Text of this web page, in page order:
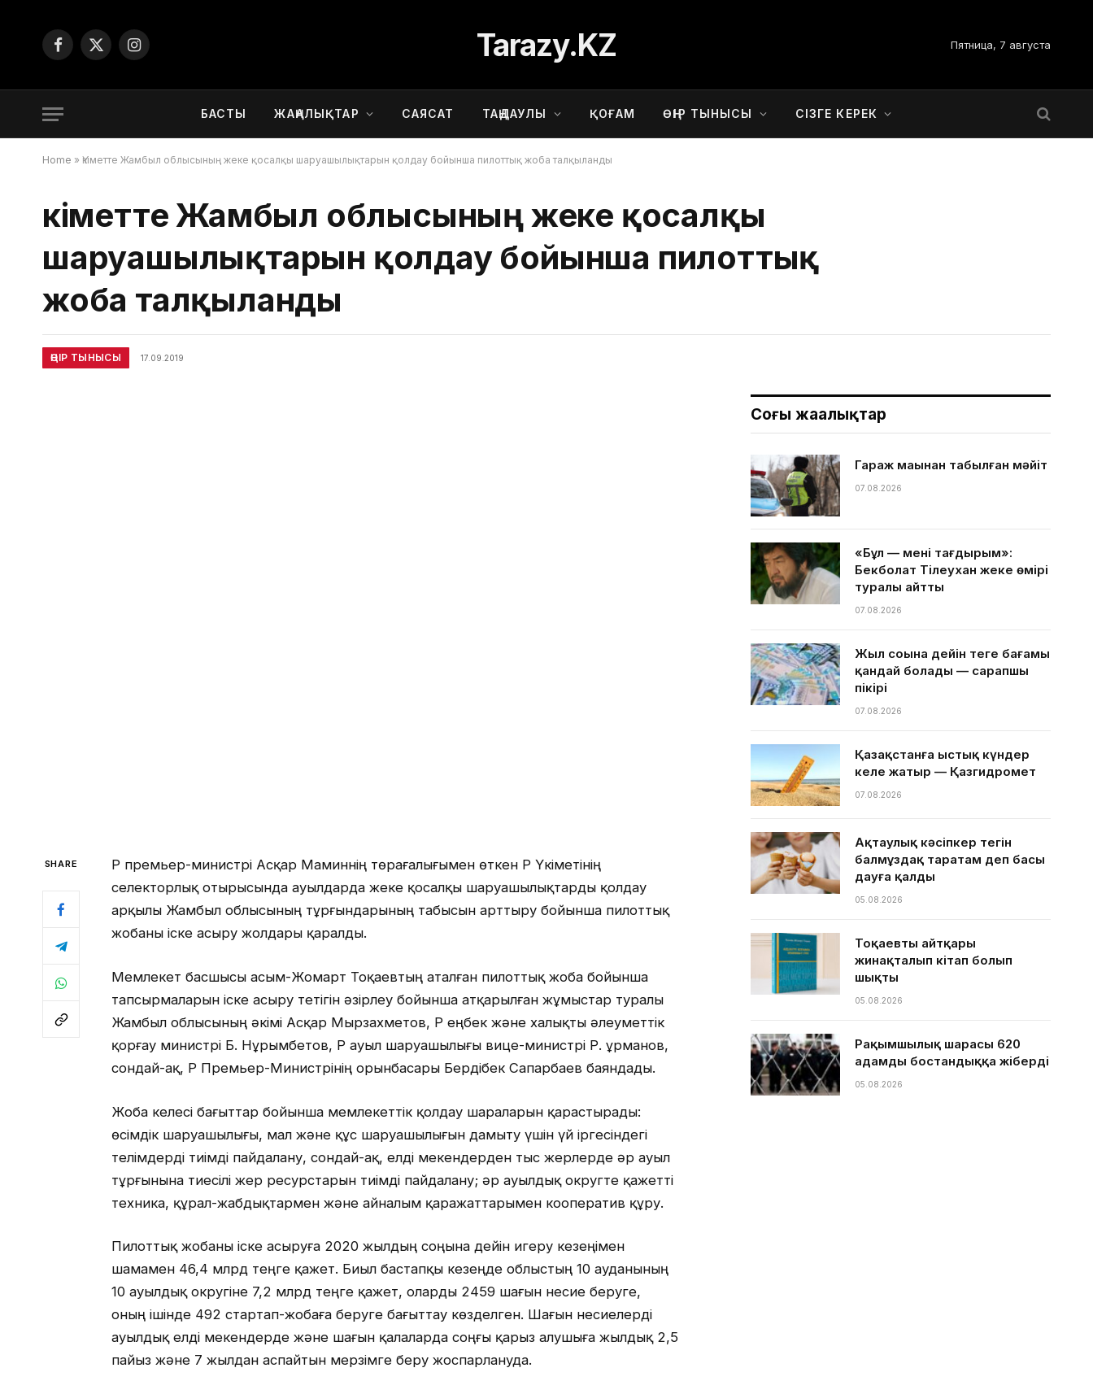
Facebook
X
Instagram Tarazy.KZ Пятница, 7 августа
БАСТЫ ЖАҢАЛЫҚТАР САЯСАТ ТАҢДАУЛЫ ҚОҒАМ ӨҢІР ТЫНЫСЫ СІЗГЕ КЕРЕК
Home » Үкіметте Жамбыл облысының жеке қосалқы шаруашылықтарын қолдау бойынша пилоттық жоба талқыланды
Үкіметте Жамбыл облысының жеке қосалқы
шаруашылықтарын қолдау бойынша пилоттық
жоба талқыланды
ӨҢІР ТЫНЫСЫ 17.09.2019
SHARE
ҚР премьер-министрі Асқар Маминнің төрағалығымен өткен ҚР Үкіметінің
селекторлық отырысында ауылдарда жеке қосалқы шаруашылықтарды қолдау
арқылы Жамбыл облысының тұрғындарының табысын арттыру бойынша пилоттық
жобаны іске асыру жолдары қаралды.
Мемлекет басшысы Қасым-Жомарт Тоқаевтың аталған пилоттық жоба бойынша
тапсырмаларын іске асыру тетігін әзірлеу бойынша атқарылған жұмыстар туралы
Жамбыл облысының әкімі Асқар Мырзахметов, ҚР еңбек және халықты әлеуметтік
қорғау министрі Б. Нұрымбетов, ҚР ауыл шаруашылығы вице-министрі Р. Құрманов,
сондай-ақ, ҚР Премьер-Министрінің орынбасары Бердібек Сапарбаев баяндады.
Жоба келесі бағыттар бойынша мемлекеттік қолдау шараларын қарастырады:
өсімдік шаруашылығы, мал және құс шаруашылығын дамыту үшін үй іргесіндегі
телімдерді тиімді пайдалану, сондай-ақ, елді мекендерден тыс жерлерде әр ауыл
тұрғынына тиесілі жер ресурстарын тиімді пайдалану; әр ауылдық округте қажетті
техника, құрал-жабдықтармен және айналым қаражаттарымен кооператив құру.
Пилоттық жобаны іске асыруға 2020 жылдың соңына дейін игеру кезеңімен
шамамен 46,4 млрд теңге қажет. Биыл бастапқы кезеңде облыстың 10 ауданының
10 ауылдық округіне 7,2 млрд теңге қажет, оларды 2459 шағын несие беруге,
оның ішінде 492 стартап-жобаға беруге бағыттау көзделген. Шағын несиелерді
ауылдық елді мекендерде және шағын қалаларда соңғы қарыз алушыға жылдық 2,5
пайыз және 7 жылдан аспайтын мерзімге беру жоспарлануда.
Соңғы жаңалықтар
Гараж маңынан табылған мәйіт
07.08.2026
«Бұл — менің тағдырым»:
Бекболат Тілеухан жеке өмірі
туралы айтты
07.08.2026
Жыл соңына дейін теңге бағамы
қандай болады — сарапшы
пікірі
07.08.2026
Қазақстанға ыстық күндер
келе жатыр — Қазгидромет
07.08.2026
Ақтаулық кәсіпкер тегін
балмұздақ таратам деп басы
дауға қалды
05.08.2026
Тоқаевтың айтқары
жинақталып кітап болып
шықты
05.08.2026
Рақымшылық шарасы 620
адамды бостандыққа жіберді
05.08.2026